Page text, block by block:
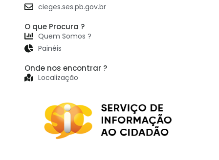
cieges.ses.pb.gov.br
O que Procura ?
Quem Somos ?
Painéis
Onde nos encontrar ?
Localização